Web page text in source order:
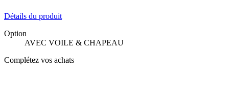
Détails du produit
Option
AVEC VOILE & CHAPEAU
Complétez vos achats